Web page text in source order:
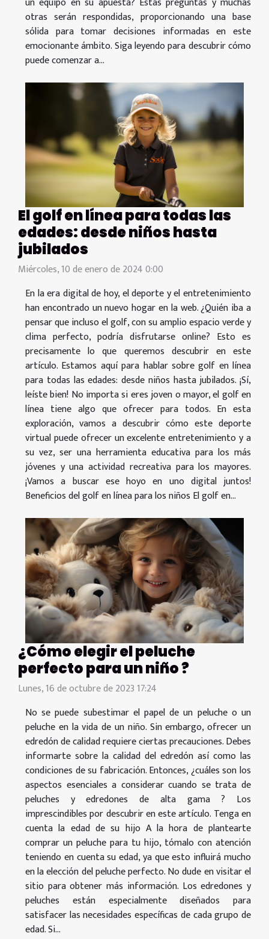
otras serán respondidas, proporcionando una base
sólida para tomar decisiones informadas en este
emocionante ámbito. Siga leyendo para descubrir cómo
puede comenzar a...
El golf en línea para todas las
edades: desde niños hasta
jubilados
Miércoles, 10 de enero de 2024 0:00
En la era digital de hoy, el deporte y el entretenimiento
han encontrado un nuevo hogar en la web. ¿Quién iba a
pensar que incluso el golf, con su amplio espacio verde y
clima perfecto, podría disfrutarse online? Esto es
precisamente lo que queremos descubrir en este
artículo. Estamos aquí para hablar sobre golf en línea
para todas las edades: desde niños hasta jubilados. ¡Sí,
leíste bien! No importa si eres joven o mayor, el golf en
línea tiene algo que ofrecer para todos. En esta
exploración, vamos a descubrir cómo este deporte
virtual puede ofrecer un excelente entretenimiento y a
su vez, ser una herramienta educativa para los más
jóvenes y una actividad recreativa para los mayores.
¡Vamos a buscar ese hoyo en uno digital juntos!
Beneficios del golf en línea para los niños El golf en...
¿Cómo elegir el peluche
perfecto para un niño ?
Lunes, 16 de octubre de 2023 17:24
No se puede subestimar el papel de un peluche o un
peluche en la vida de un niño. Sin embargo, ofrecer un
edredón de calidad requiere ciertas precauciones. Debes
informarte sobre la calidad del edredón así como las
condiciones de su fabricación. Entonces, ¿cuáles son los
aspectos esenciales a considerar cuando se trata de
peluches y edredones de alta gama ? Los
imprescindibles por descubrir en este artículo. Tenga en
cuenta la edad de su hijo A la hora de plantearte
comprar un peluche para tu hijo, tómalo con atención
teniendo en cuenta su edad, ya que esto influirá mucho
en la elección del peluche perfecto. No dude en visitar el
sitio para obtener más información. Los edredones y
peluches están especialmente diseñados para
satisfacer las necesidades específicas de cada grupo de
edad. Si...